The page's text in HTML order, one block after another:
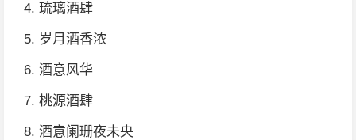
4. 琉璃酒肆
5. 岁月酒香浓
6. 酒意风华
7. 桃源酒肆
8. 酒意阑珊夜未央